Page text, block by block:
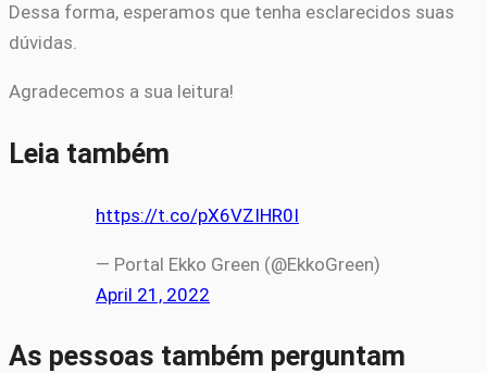
Dessa forma, esperamos que tenha esclarecidos suas
dúvidas.
Agradecemos a sua leitura!
Leia também
https://t.co/pX6VZIHR0I
— Portal Ekko Green (@EkkoGreen)
April 21, 2022
As pessoas também perguntam